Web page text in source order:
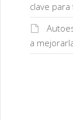
clave
a